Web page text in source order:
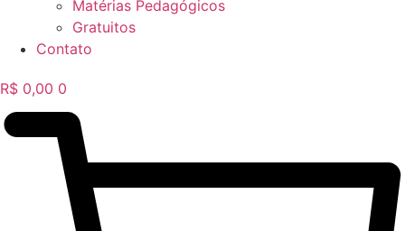
Matérias Pedagógicos
Gratuitos
Contato
R$ 0,00 0